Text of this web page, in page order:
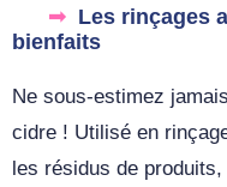
Les rinçages
bienfaits
Ne sous-estimez
cidre ! Utilisé en
les résidus de